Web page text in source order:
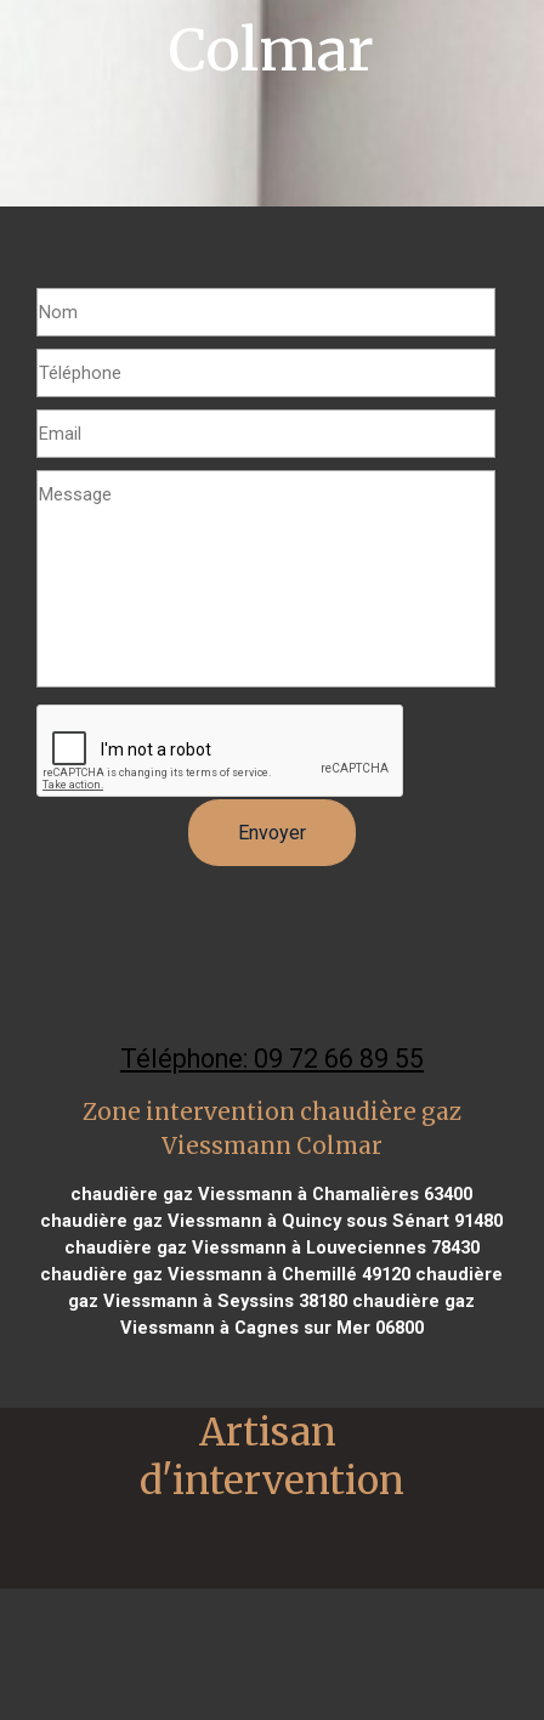
Colmar
Téléphone: 09 72 66 89 55
Zone intervention chaudière gaz
Viessmann Colmar
chaudière gaz Viessmann à Chamalières 63400
chaudière gaz Viessmann à Quincy sous Sénart 91480
chaudière gaz Viessmann à Louveciennes 78430
chaudière gaz Viessmann à Chemillé 49120 chaudière
gaz Viessmann à Seyssins 38180 chaudière gaz
Viessmann à Cagnes sur Mer 06800
Artisan
d'intervention